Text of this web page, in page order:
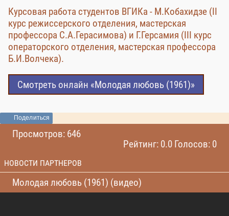
Курсовая работа студентов ВГИКа - М.Кобахидзе (II
курс режиссерского отделения, мастерская
профессора С.А.Герасимова) и Г.Герсамия (III курс
операторского отделения, мастерская профессора
Б.И.Волчека).
Смотреть онлайн «Молодая любовь (1961)»
Поделиться
Просмотров: 646
Рейтинг: 0.0 Голосов: 0
НОВОСТИ ПАРТНЕРОВ
Молодая любовь (1961) (видео)